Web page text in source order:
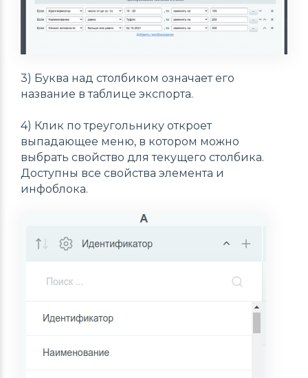
3) Буква над столбиком означает его
название в таблице экспорта.
4) Клик по треугольнику откроет
выпадающее меню, в котором можно
выбрать свойство для текущего столбика.
Доступны все свойства элемента и
инфоблока.